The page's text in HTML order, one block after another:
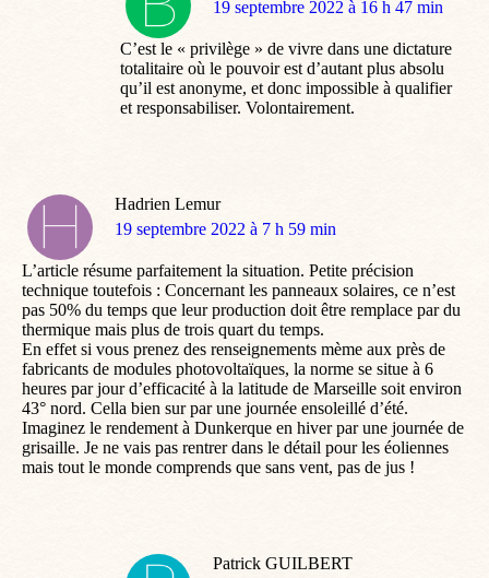
dit
19 septembre 2022 à 16 h 47 min
C’est le « privilège » de vivre dans une dictature
totalitaire où le pouvoir est d’autant plus absolu
qu’il est anonyme, et donc impossible à qualifier
et responsabiliser. Volontairement.
Hadrien Lemur
dit
19 septembre 2022 à 7 h 59 min
L’article résume parfaitement la situation. Petite précision
technique toutefois : Concernant les panneaux solaires, ce n’est
pas 50% du temps que leur production doit être remplace par du
thermique mais plus de trois quart du temps.
En effet si vous prenez des renseignements mème aux près de
fabricants de modules photovoltaïques, la norme se situe à 6
heures par jour d’efficacité à la latitude de Marseille soit environ
43° nord. Cella bien sur par une journée ensoleillé d’été.
Imaginez le rendement à Dunkerque en hiver par une journée de
grisaille. Je ne vais pas rentrer dans le détail pour les éoliennes
mais tout le monde comprends que sans vent, pas de jus !
Patrick GUILBERT